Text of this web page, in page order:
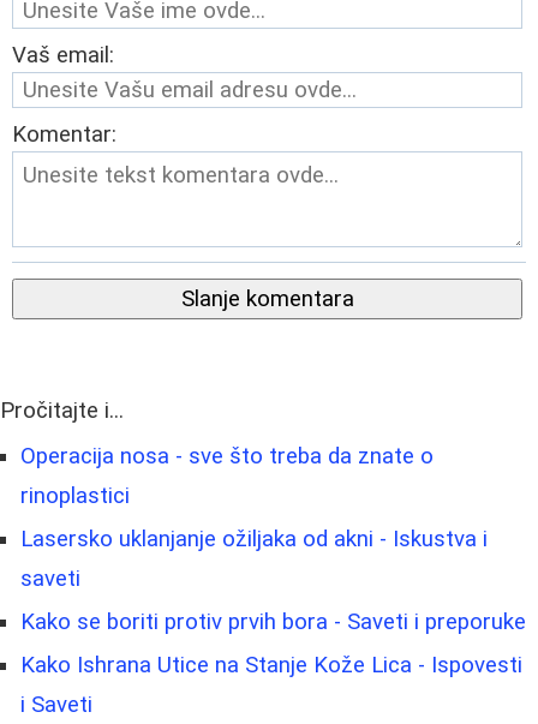
Vaš email:
Komentar:
Slanje komentara
Pročitajte i...
Operacija nosa - sve što treba da znate o
rinoplastici
Lasersko uklanjanje ožiljaka od akni - Iskustva i
saveti
Kako se boriti protiv prvih bora - Saveti i preporuke
Kako Ishrana Utice na Stanje Kože Lica - Ispovesti
i Saveti